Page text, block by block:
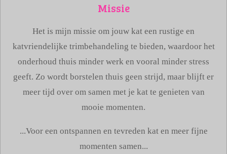
Missie
Het is mijn missie om jouw kat een rustige en
katvriendelijke trimbehandeling te bieden, waardoor het
onderhoud thuis minder werk en vooral minder stress
geeft. Zo wordt borstelen thuis geen strijd, maar blijft er
meer tijd over om samen met je kat te genieten van
mooie momenten.
...Voor een ontspannen en tevreden kat en meer fijne
momenten samen...